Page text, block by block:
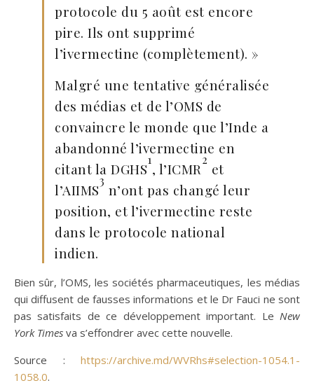
protocole du 5 août est encore
pire. Ils ont supprimé
l’ivermectine (complètement). »
Malgré une tentative généralisée
des médias et de l’OMS de
convaincre le monde que l’Inde a
abandonné l’ivermectine en
citant la DGHS
1
, l’ICMR
2
et
l’AIIMS
3
n’ont pas changé leur
position, et l’ivermectine reste
dans le protocole national
indien.
Bien sûr, l’OMS, les sociétés pharmaceutiques, les médias
qui diffusent de fausses informations et le Dr Fauci ne sont
pas satisfaits de ce développement important. Le New
York Times va s’effondrer avec cette nouvelle.
Source : https://archive.md/WVRhs#selection-1054.1-
1058.0.